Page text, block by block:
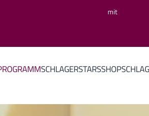
mit
SCHLAGERSTARSSHOP